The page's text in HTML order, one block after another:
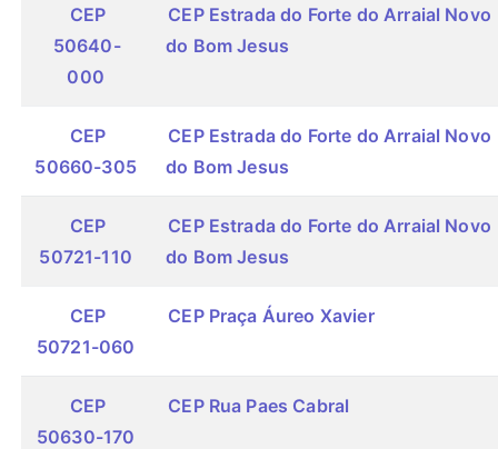
CEP
50640-
000
CEP Estrada do Forte do Arraial Novo
do Bom Jesus
CEP
50660-305
CEP Estrada do Forte do Arraial Novo
do Bom Jesus
CEP
50721-110
CEP Estrada do Forte do Arraial Novo
do Bom Jesus
CEP
50721-060
CEP Praça Áureo Xavier
CEP
50630-170
CEP Rua Paes Cabral